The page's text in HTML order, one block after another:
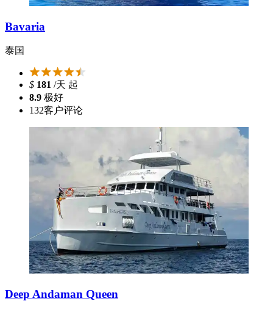
Bavaria
泰国
$ 181 /天 起
8.9 极好
132客户评论
Deep Andaman Queen